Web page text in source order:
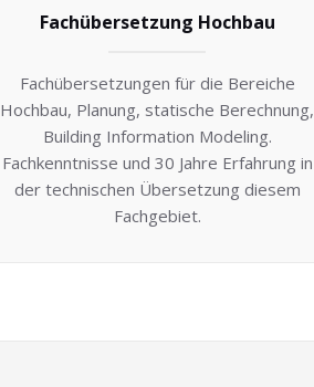
Fachübersetzung Hochbau
Fachübersetzungen für die Bereiche
Hochbau, Planung, statische Berechnung,
Building Information Modeling.
Fachkenntnisse und 30 Jahre Erfahrung in
der technischen Übersetzung diesem
Fachgebiet.